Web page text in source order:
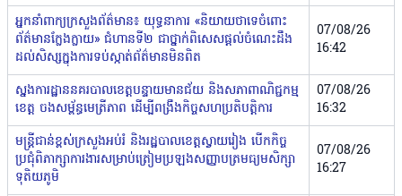
អ្នកនាំពាក្យក្រសួងព័ត៌មាន៖ យុទ្ធនាការ «និយាយថាទេចំពោះ
ព័ត៌មានក្លែងក្លាយ» ជំហានទី២ ជាថ្នាក់ពិសេសផ្តល់ចំណេះដឹង
ដល់សិស្សក្នុងការទប់ស្កាត់ព័ត៌មានមិនពិត
07/08/26
16:42
ស្នងការដ្ឋាននគរបាលខេត្តបន្ទាយមានជ័យ និងសភាពាណិជ្ជកម្ម
ខេត្ត ចងសម្ព័ន្ធមេត្រីភាព ដើម្បីពង្រឹងកិច្ចសហប្រតិបត្តិការ
07/08/26
16:32
មន្ត្រីជាន់ខ្ពស់ក្រសួងអប់រំ និងរដ្ឋបាលខេត្តស្វាយរៀង បើកកិច្ច
ប្រជុំពិភាក្សាការងារសម្រាប់ត្រៀមប្រឡងសញ្ញាបត្រមធ្យមសិក្សា
ទុតិយភូមិ
07/08/26
16:27